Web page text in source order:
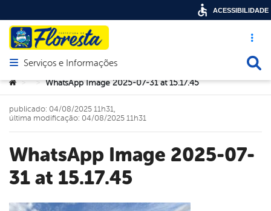
Acesso
Abrir menu principal de navegação
Serviços e Informações
Você está aqui:
> > WhatsApp Image 2025-07-31 at 15.17.45
WhatsApp Image 2025-07-
31 at 15.17.45
publicado: 04/08/2025 11h31,
última modificação: 04/08/2025 11h31
ACESSIBILIDADE